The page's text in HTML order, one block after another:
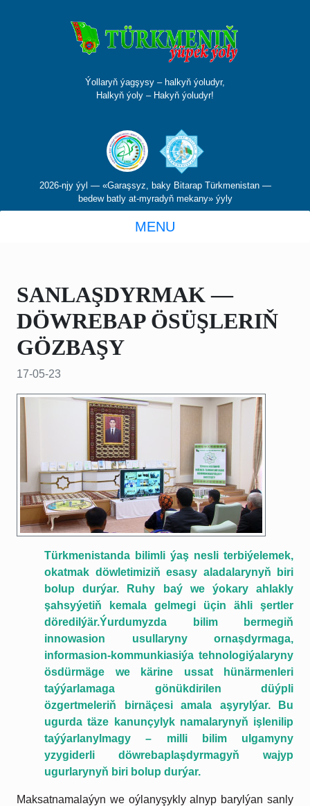
Ýollaryň ýagşysy – halkyň ýoludyr,
Halkyň ýoly – Hakyň ýoludyr!
2026-njy ýyl — «Garaşsyz, baky Bitarap Türkmenistan —
bedew batly at-myradyň mekany» ýyly
MENU
SANLAŞDYRMAK —
DÖWREBAP ÖSÜŞLERIŇ
GÖZBAŞY
17-05-23
Türkmenistanda bilimli ýaş nesli terbiýelemek,
okatmak döwletimiziň esasy aladalarynyň biri
bolup durýar. Ruhy baý we ýokary ahlakly
şahsyýetiň kemala gelmegi üçin ähli şertler
döredilýär.Ýurdumyzda bilim bermegiň
innowasion usullaryny ornaşdyrmaga,
informasion-kommunkiasiýa tehnologiýalaryny
ösdürmäge we kärine ussat hünärmenleri
taýýarlamaga gönükdirilen düýpli
özgertmeleriň birnäçesi amala aşyrylýar. Bu
ugurda täze kanunçylyk namalarynyň işlenilip
taýýarlanylmagy – milli bilim ulgamyny
yzygiderli döwrebaplaşdyrmagyň wajyp
ugurlarynyň biri bolup durýar.
Maksatnamalaýyn we oýlanyşykly alnyp barylýan sanly